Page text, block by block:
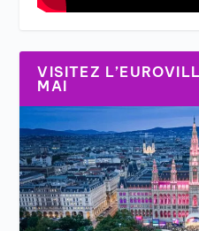
VISITEZ
MAI